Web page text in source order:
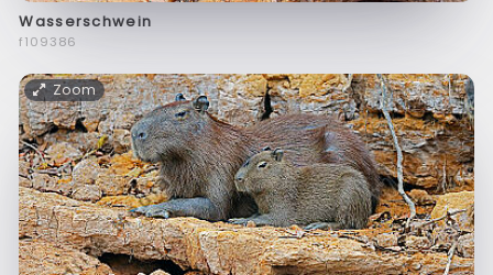
Wasserschwein
f109386
Zoom